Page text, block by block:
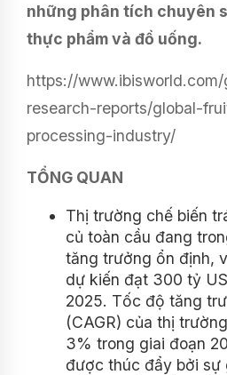
những phân tích chuyên
thực phẩm và đồ uống.
https://
research-reports/global-
processing-industry/
TỔNG QUAN
Thị trường chế biến
củ toàn cầu đang
tăng trưởng ổn định,
dự kiến đạt 300 tỷ
2025. Tốc độ tăng
(CAGR) của thị
3% trong giai đoạn
được thúc đẩy bởi sự